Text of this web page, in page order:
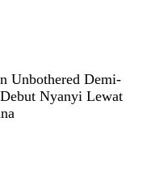
Unbothered Demi-
Nyanyi Lewat